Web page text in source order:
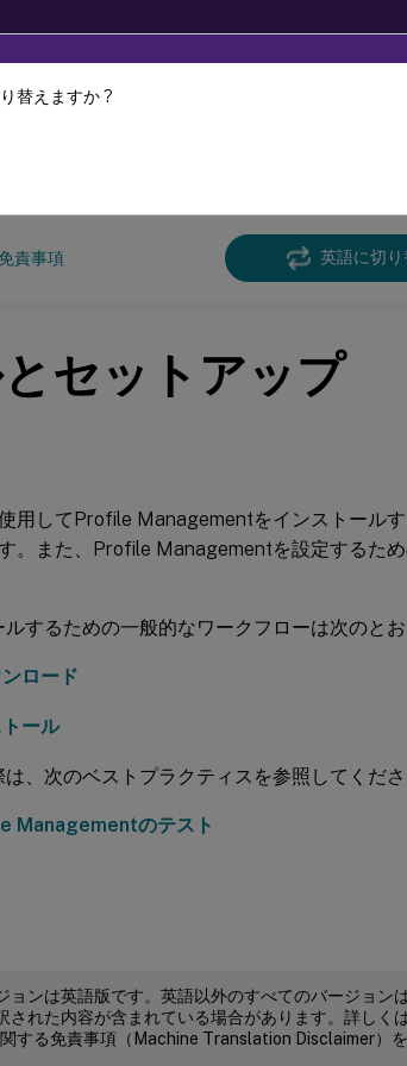
。
免責事項 英語に切り
セットアップ
用してProfile Managementをインストール
。また、Profile Managementを設定するた
するための一般的なワークフローは次のとお
ロード
ール
、次のベストプラクティスを参照してくださ
Managementのテスト
ョンは英語版です。英語以外のすべてのバージョン
れた内容が含まれている場合があります。詳しくは
する免責事項（Machine Translation Disclaimer）を
替えますか ?